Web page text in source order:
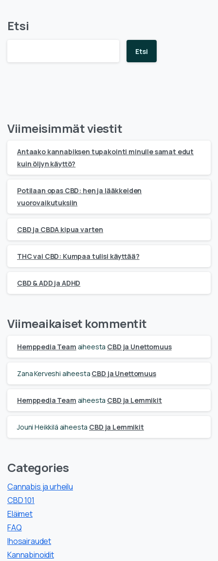
Etsi
Etsi
Viimeisimmät viestit
Antaako kannabiksen tupakointi minulle samat edut
kuin öljyn käyttö?
Potilaan opas CBD: hen ja lääkkeiden
vuorovaikutuksiin
CBD ja CBDA kipua varten
THC vai CBD: Kumpaa tulisi käyttää?
CBD & ADD ja ADHD
Viimeaikaiset kommentit
Hemppedia Team aiheesta CBD ja Unettomuus
Zana Kerveshi aiheesta CBD ja Unettomuus
Hemppedia Team aiheesta CBD ja Lemmikit
Jouni Heikkilä aiheesta CBD ja Lemmikit
Categories
Cannabis ja urheilu
CBD 101
Eläimet
FAQ
Ihosairaudet
Kannabinoidit